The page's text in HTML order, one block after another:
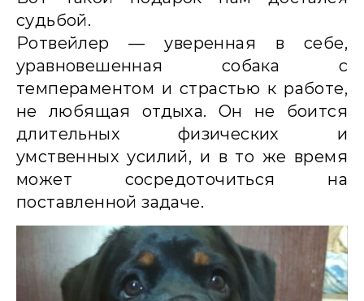
судьбой.
Ротвейлер — уверенная в себе,
уравновешенная собака с
темпераментом и страстью к работе,
не любящая отдыха. Он не боится
длительных физических и
умственных усилий, и в то же время
может сосредоточиться на
поставленной задаче.